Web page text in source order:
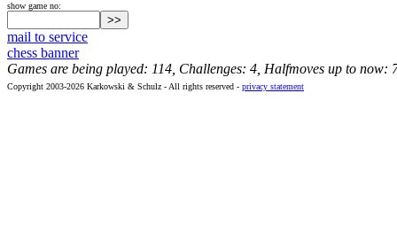
show game no:
mail to service
chess banner
Games are being played: 114, Challenges: 4, Halfmoves up to now:
Copyright 2003-2026 Karkowski & Schulz - All rights reserved - privacy statement